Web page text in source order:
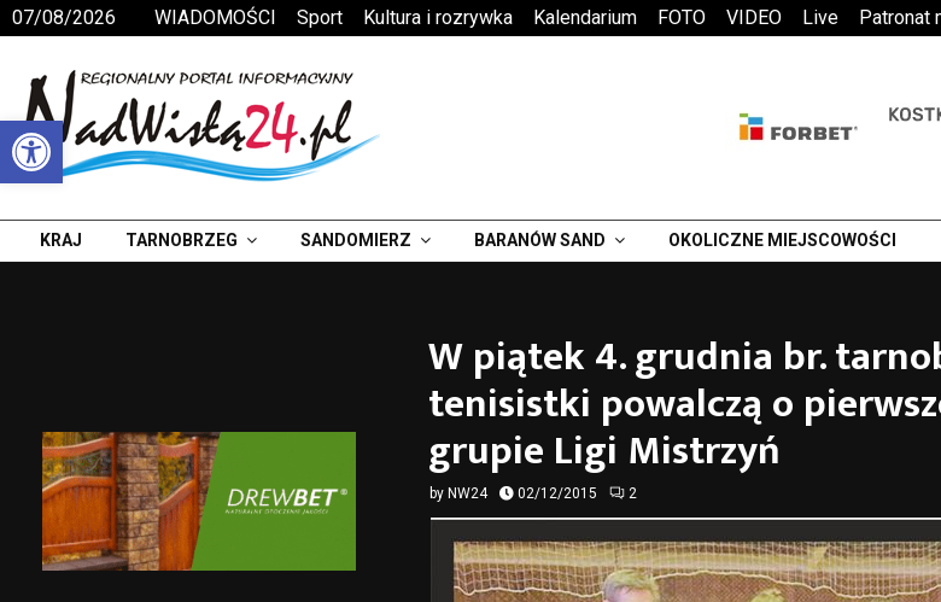
Otwórz pasek narzędzi
07/08/2026 WIADOMOŚCI Sport Kultura i rozrywka Kalendarium FOTO VIDEO Live Patronat
KRAJ TARNOBRZEG SANDOMIERZ BARANÓW SAND OKOLICZNE MIEJSCOWOŚCI
W piątek 4. grudnia br.
tenisistki powalczą o
grupie Ligi Mistrzyń
by NW24 02/12/2015 2